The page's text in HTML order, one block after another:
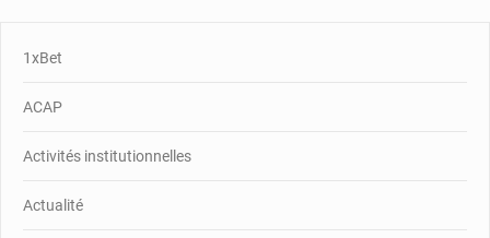
1xBet
ACAP
Activités institutionnelles
Actualité